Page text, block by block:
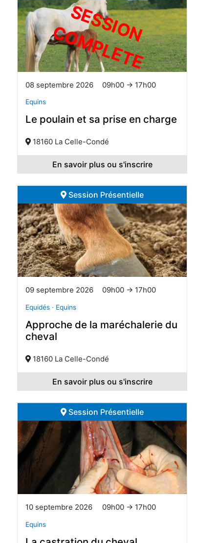
S
E
S
S
I
O
N C
O
M
P
L
E
T
E
08 septembre 2026 09h00 → 17h00
Equins
Le poulain et sa prise en charge
18160 La Celle-Condé
En savoir plus ou s'inscrire
Session Présentielle
09 septembre 2026 09h00 → 17h00
Equidés · Equins
Approche de la maréchalerie du
cheval
18160 La Celle-Condé
En savoir plus ou s'inscrire
Session Présentielle
10 septembre 2026 09h00 → 17h00
Equins